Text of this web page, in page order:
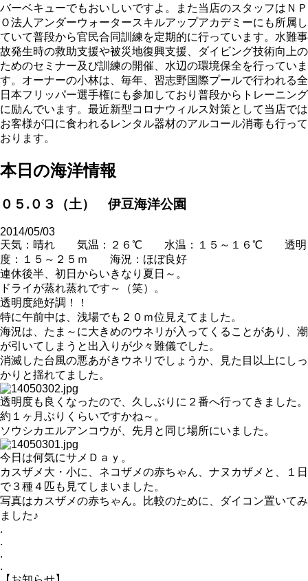
バーベキューでもおいしいですよ。また当店のスタッフはＮＰ
Ｏ法人アンダーウォータースキルアップアカデミーにも所属し
ていて普段から官民合同訓練を定期的に行っています。水難事
故発生時の救助支援や被災地復興支援、ダイビング技術向上の
ためのセミナー及び訓練の開催、水辺の環境保全を行っていま
す。オーナーの小林は、毎年、習志野国際プールで行われる全
日本フリッパー選手権にも参加しており普段からトレーニング
に励んでいます。最近新型コロナウィルス対策として当店では
お客様が口に食われるレンタル器材のアルコール消毒も行って
おります。
本日の海洋情報
０５.０３（土） 伊豆海洋公園
2014/05/03
天気：晴れ 気温：２６℃ 水温：１５～１６℃ 透明
度：１５～２５ｍ 海況：ほぼ良好
連休後半、初日からいきなり夏日～。
ドライが蒸れ蒸れです～（笑）。
透明度絶好調！！
特に午前中は、浅場でも２０ｍ位見えてました。
海況は、たま～に大きめのウネリが入ってくることがあり、潮
が引いてしまうと出入りが少々難儀でした。
消滅した台風の悪あがきウネリでしょうか、見た目以上にしっ
かりと揺れてました。
透明度も良くなったので、久しぶりに２番へ行ってきました。
約１ヶ月ぶりくらいですかね～。
ソウシカエルアンコウが、先月と同じ場所にいました。
今日は何気にサメＤａｙ。
カスザメ大・小に、ネコザメの赤ちゃん、ナヌカザメと、１日
で３種４匹も見てしまいました。
写真はカスザメの赤ちゃん。比較のために、ダイコン置いてみ
ました♪
.
.
.
.